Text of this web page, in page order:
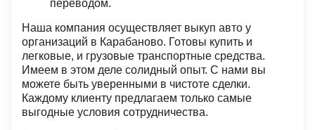
переводом.
Наша компания осуществляет выкуп авто у
организаций в Карабаново. Готовы купить и
легковые, и грузовые транспортные средства.
Имеем в этом деле солидный опыт. С нами вы
можете быть уверенными в чистоте сделки.
Каждому клиенту предлагаем только самые
выгодные условия сотрудничества.